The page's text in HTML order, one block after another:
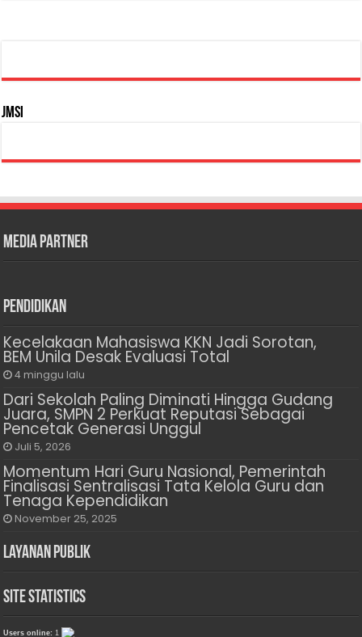
JMSI
Media Partner
Pendidikan
Kecelakaan Mahasiswa KKN Jadi Sorotan,
BEM Unila Desak Evaluasi Total
4 minggu lalu
Dari Sekolah Paling Diminati Hingga Gudang
Juara, SMPN 2 Perkuat Reputasi Sebagai
Pencetak Generasi Unggul
Juli 5, 2026
Momentum Hari Guru Nasional, Pemerintah
Finalisasi Sentralisasi Tata Kelola Guru dan
Tenaga Kependidikan
November 25, 2025
Layanan Publik
Site Statistics
Users online:1